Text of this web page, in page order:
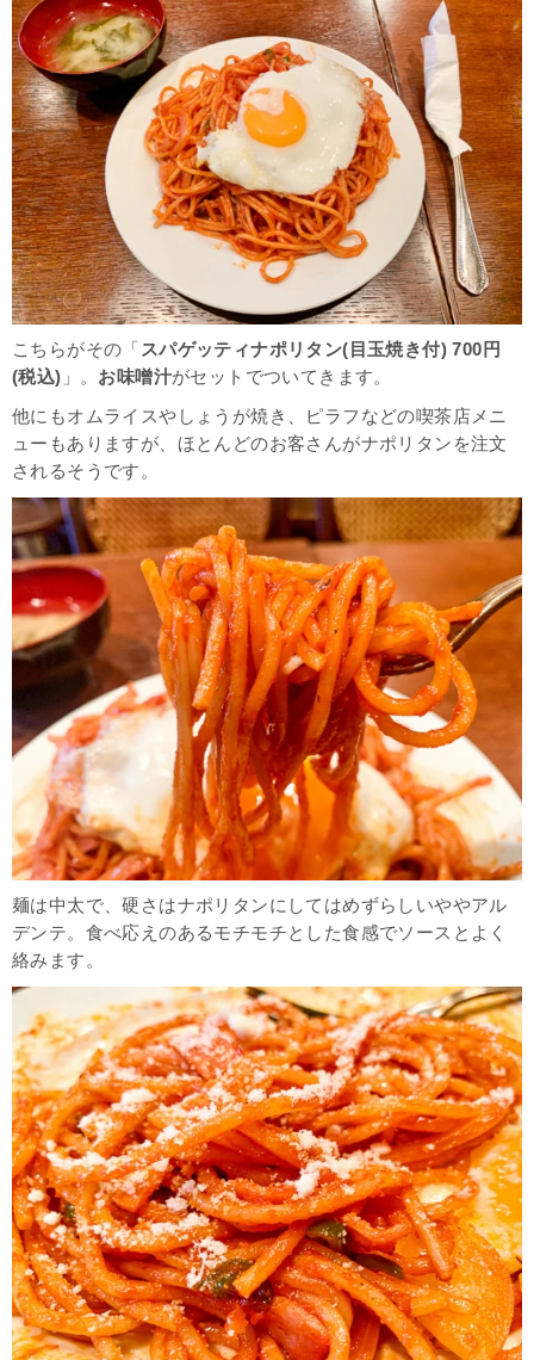
こちらがその「 スパゲッティナポリタン(目玉焼き付) 700円
(税込) 」。 お味噌汁がセットでついてきます。
他にもオムライスやしょうが焼き、ピラフなどの喫茶店メニ
ューもありますが、ほとんどのお客さんがナポリタンを注文
されるそうです。
麺は中太で、硬さはナポリタンにしてはめずらしいややアル
デンテ。食べ応えのあるモチモチとした食感でソースとよく
絡みます。